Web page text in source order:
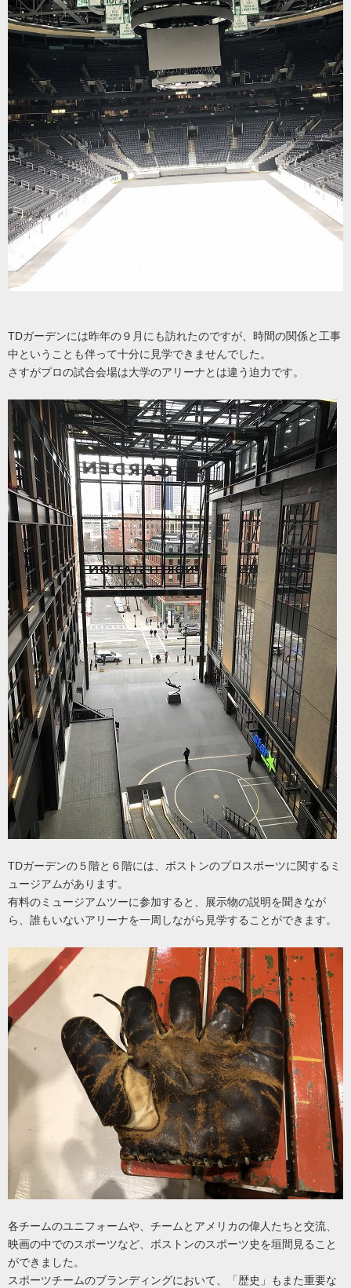
TDガーデンには昨年の９月にも訪れたのですが、時間の関係と工事
中ということも伴って十分に見学できませんでした。
さすがプロの試合会場は大学のアリーナとは違う迫力です。
TDガーデンの５階と６階には、ボストンのプロスポーツに関するミ
ュージアムがあります。
有料のミュージアムツーに参加すると、展示物の説明を聞きなが
ら、誰もいないアリーナを一周しながら見学することができます。
各チームのユニフォームや、チームとアメリカの偉人たちと交流、
映画の中でのスポーツなど、ボストンのスポーツ史を垣間見ること
ができました。
スポーツチームのブランディングにおいて、「歴史」もまた重要な